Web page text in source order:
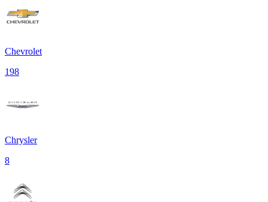
Chevrolet
198
Chrysler
8